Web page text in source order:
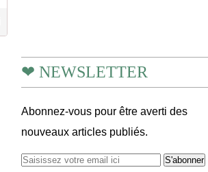
❤ NEWSLETTER
Abonnez-vous pour être averti des
nouveaux articles publiés.